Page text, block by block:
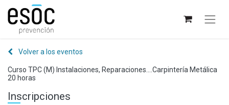
Volver a los eventos
Curso TPC (M) Instalaciones, Reparaciones....Carpintería Metálica
20 horas
Inscripciones